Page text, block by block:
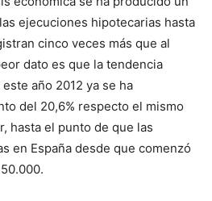
ejecuciones hipotecarias hasta
cinco veces más que al
dato es que la tendencia
año 2012 ya se ha
del 20,6% respecto el mismo
hasta el punto de que las
en España desde que comenzó